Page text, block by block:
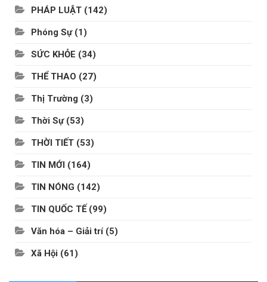
PHÁP LUẬT (142)
Phóng Sự(1)
SỨC KHỎE (34)
THỂ THAO (27)
Thị Trường (3)
Thời Sự(53)
THỜI TIẾT (53)
TIN MỚI (164)
TIN NÓNG (142)
TIN QUỐC TẾ (99)
Văn hóa – Giải trí(5)
Xã Hội (61)